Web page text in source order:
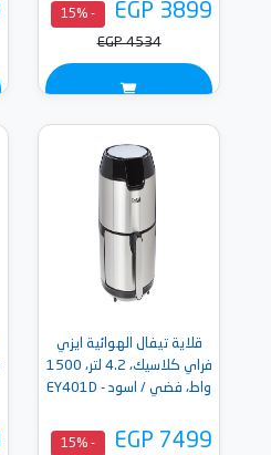
EGP 3899
- 15%
EGP 4534
قلاية تيفال الهوائية ايزي
فراي كلاسيك، 4.2 لتر، 1500
واط، فضي / اسود - EY401D
EGP 7499
- 15%